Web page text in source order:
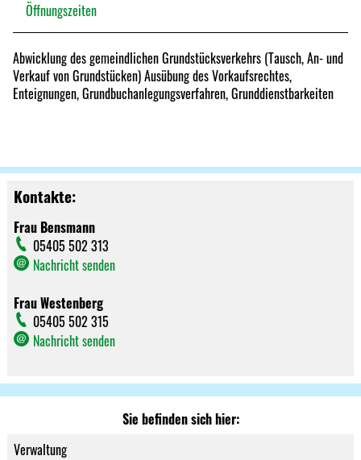
Öffnungszeiten
Abwicklung des gemeindlichen Grundstücksverkehrs (Tausch, An- und
Verkauf von Grundstücken) Ausübung des Vorkaufsrechtes,
Enteignungen, Grundbuchanlegungsverfahren, Grunddienstbarkeiten
Kontakte:
Frau Bensmann
05405 502 313
Nachricht senden
Frau Westenberg
05405 502 315
Nachricht senden
Sie befinden sich hier:
Verwaltung